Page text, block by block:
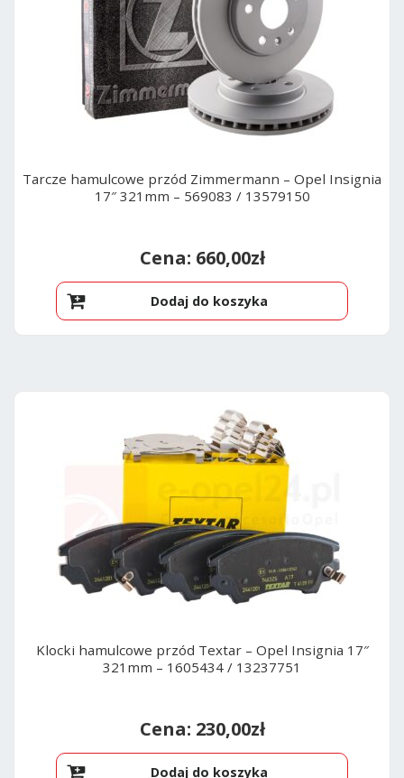
Tarcze hamulcowe przód Zimmermann – Opel Insignia
17″ 321mm – 569083 / 13579150
660,00zł
Dodaj do koszyka
Klocki hamulcowe przód Textar – Opel Insignia 17″
321mm – 1605434 / 13237751
230,00zł
Dodaj do koszyka